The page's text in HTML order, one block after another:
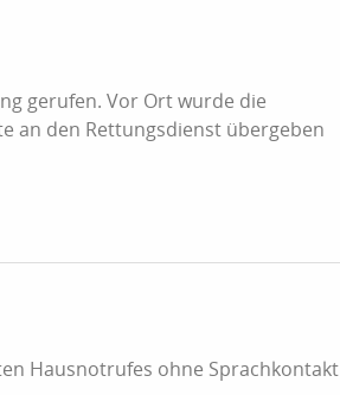
gerufen. Vor Ort wurde die
an den Rettungsdienst übergeben
Hausnotrufes ohne Sprachkontakt